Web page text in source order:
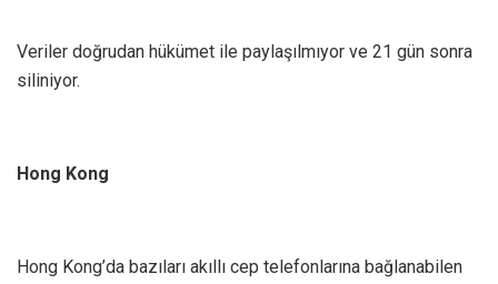
Veriler doğrudan hükümet ile paylaşılmıyor ve 21 gün sonra
siliniyor.
Hong Kong
Hong Kong’da bazıları akıllı cep telefonlarına bağlanabilen